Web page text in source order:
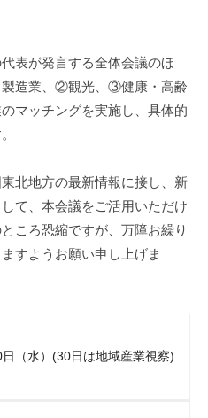
表が発言する全体会議のほ
造業、②観光、③健康・高齢
マッチングを実施し、具体的
北地方の最新情報に接し、新
て、本会議をご活用いただけ
ころ恐縮ですが、万障お繰り
すようお願い申し上げま
（水）(30日は地域産業視察)